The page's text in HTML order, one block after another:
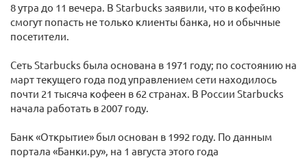
8 утра до 11 вечера. В Starbucks заявили, что в кофейню
смогут попасть не только клиенты банка, но и обычные
посетители.
Сеть Starbucks была основана в 1971 году; по состоянию на
март текущего года под управлением сети находилось
почти 21 тысяча кофеен в 62 странах. В России Starbucks
начала работать в 2007 году.
Банк «Открытие» был основан в 1992 году. По данным
портала «Банки.ру», на 1 августа этого года